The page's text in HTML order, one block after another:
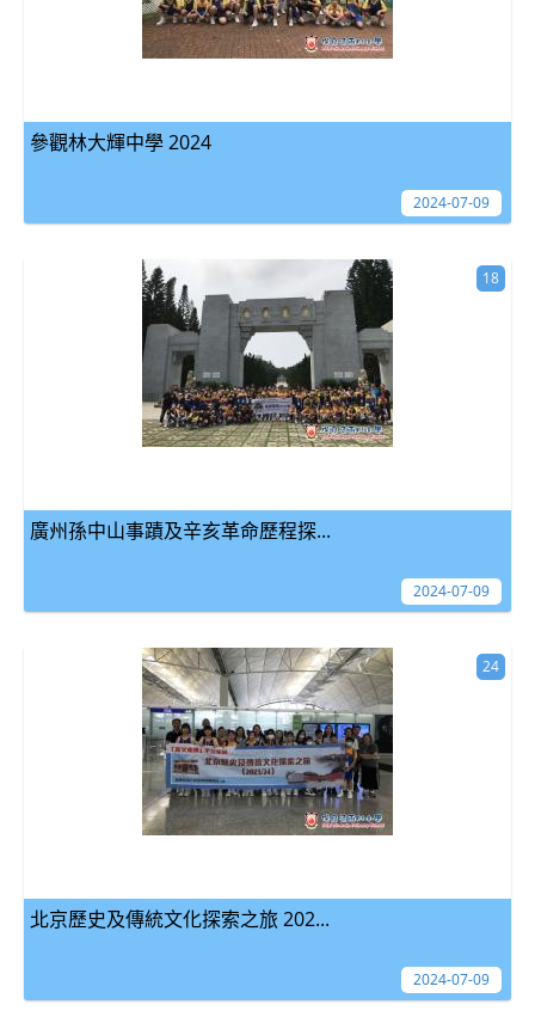
參觀林大輝中學 2024
2024-07-09
廣州孫中山事蹟及辛亥革命歷程探...
18
2024-07-09
北京歷史及傳統文化探索之旅 202...
24
2024-07-09